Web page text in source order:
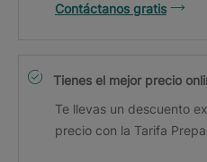
Contáctanos gratis
Tienes el mejor precio
Te llevas un descuento
precio con la Tarifa